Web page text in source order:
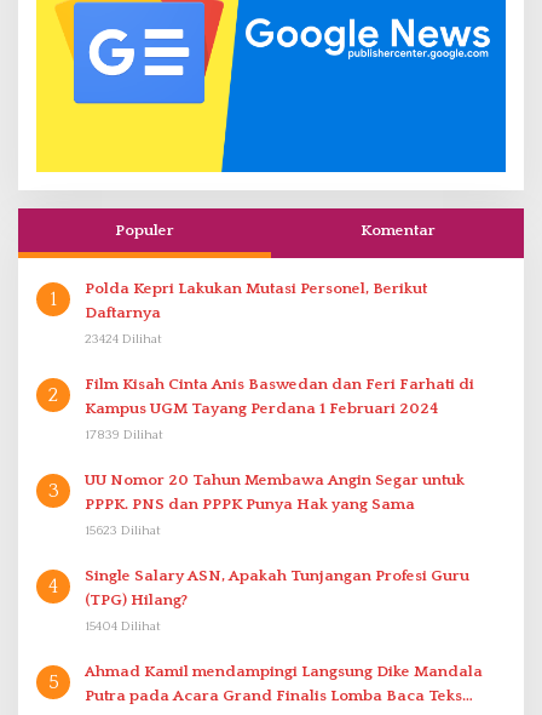
Populer Komentar
1
Polda Kepri Lakukan Mutasi Personel, Berikut
Daftarnya
23424 Dilihat
2
Film Kisah Cinta Anis Baswedan dan Feri Farhati di
Kampus UGM Tayang Perdana 1 Februari 2024
17839 Dilihat
3
UU Nomor 20 Tahun Membawa Angin Segar untuk
PPPK. PNS dan PPPK Punya Hak yang Sama
15623 Dilihat
4
Single Salary ASN, Apakah Tunjangan Profesi Guru
(TPG) Hilang?
15404 Dilihat
5
Ahmad Kamil mendampingi Langsung Dike Mandala
Putra pada Acara Grand Finalis Lomba Baca Teks